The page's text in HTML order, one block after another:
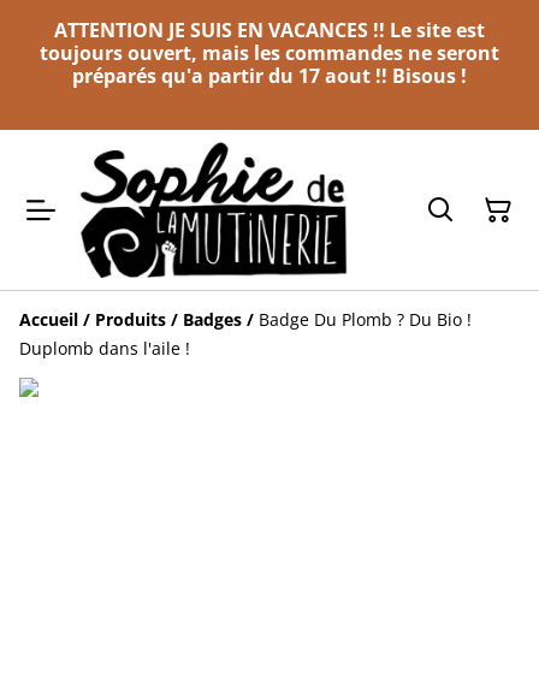
ATTENTION JE SUIS EN VACANCES !! Le site est
toujours ouvert, mais les commandes ne seront
préparés qu'a partir du 17 aout !! Bisous !
Accueil / Produits / Badges / Badge Du Plomb ? Du Bio !
Duplomb dans l'aile !